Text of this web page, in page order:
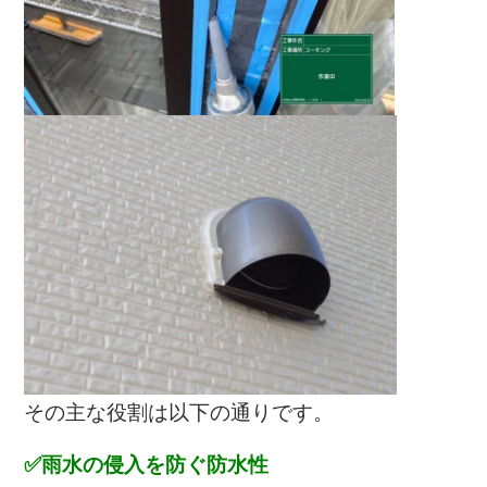
その主な役割は以下の通りです。
✅雨水の侵入を防ぐ防水性